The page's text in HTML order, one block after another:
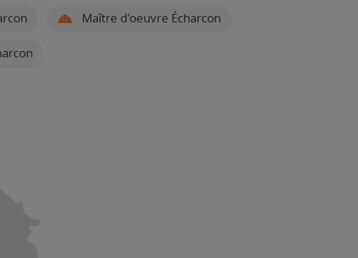
Maître d'oeuvre Écharcon